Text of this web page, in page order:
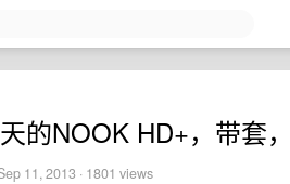
的NOOK HD+，带套
11, 2013 · 1801 views